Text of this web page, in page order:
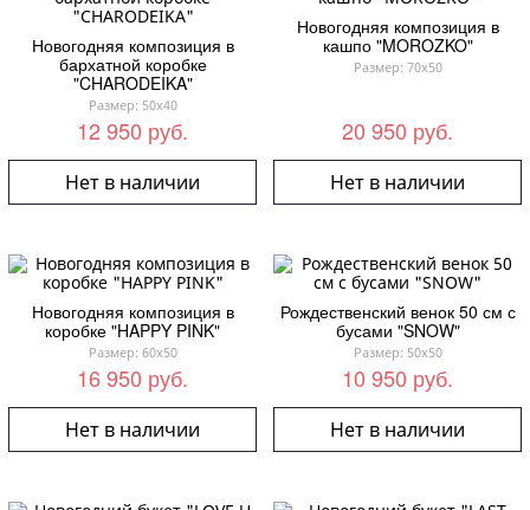
Новогодняя композиция в
бархатной коробке
"CHARODEIKA"
Размер: 50x40
12 950 руб.
Нет в наличии
Новогодняя композиция в
кашпо "MOROZKO"
Размер: 70x50
20 950 руб.
Нет в наличии
Новогодняя композиция в
коробке "HAPPY PINK"
Размер: 60x50
16 950 руб.
Нет в наличии
Рождественский венок 50 см с
бусами "SNOW"
Размер: 50x50
10 950 руб.
Нет в наличии